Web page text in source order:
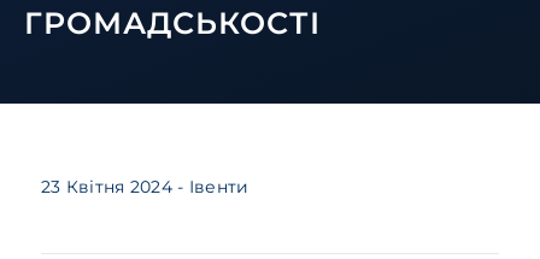
ГРОМАДСЬКОСТІ
23 Квітня 2024 - Івенти